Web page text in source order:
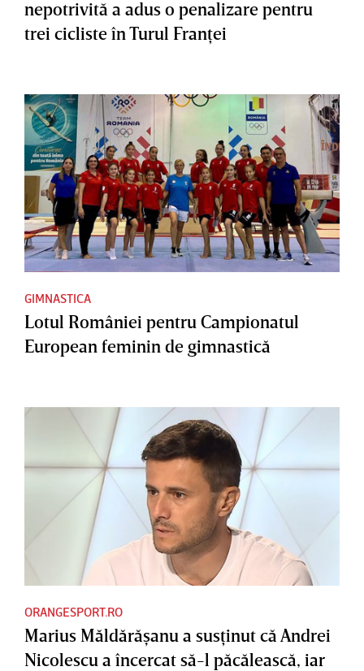
nepotrivită a adus o penalizare pentru
trei cicliste în Turul Franţei
GIMNASTICA
Lotul României pentru Campionatul
European feminin de gimnastică
ORANGESPORT.RO
Marius Măldărăşanu a susţinut că Andrei
Nicolescu a încercat să-l păcălească, iar